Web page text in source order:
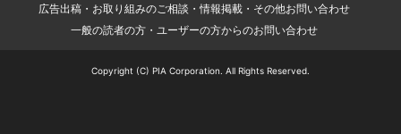
広告出稿・お取り組みのご相談・情報掲載・その他お問い合わせ
一般の読者の方・ユーザーの方からのお問い合わせ
Copyright (C) PIA Corporation. All Rights Reserved.